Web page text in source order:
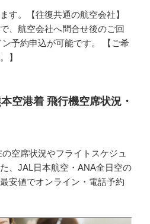
す。【往復共通の航空会社】
、航空会社へ問合せ後のご回
予約申込が可能です。 【ご希
】
空港着 飛行機空席状況・
空席状況やフライトスケジュ
、JAL日本航空・ANA全日空の
安値でオンライン・電話予約